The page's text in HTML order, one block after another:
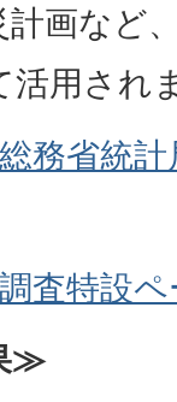
画など
活用され
務省統
査特設
≫